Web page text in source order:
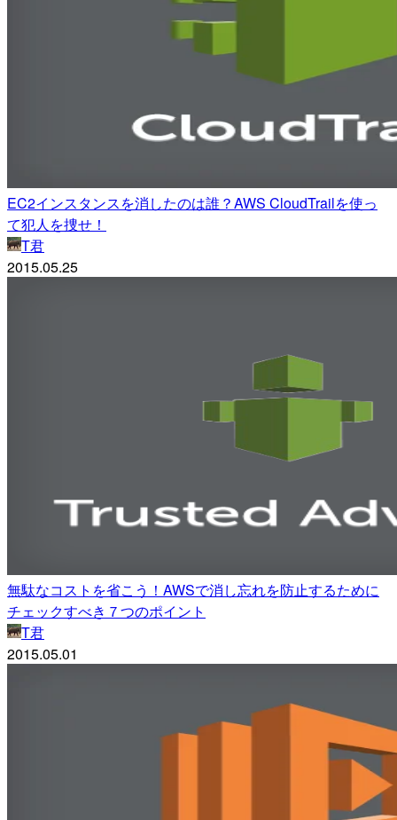
EC2インスタンスを消したのは誰？AWS CloudTrailを使っ
て犯人を捜せ！
T君
2015.05.25
無駄なコストを省こう！AWSで消し忘れを防止するために
チェックすべき７つのポイント
T君
2015.05.01